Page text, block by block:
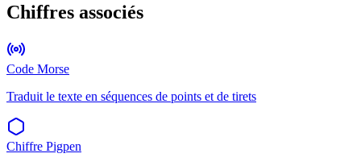
Chiffres associés
Code Morse
Traduit le texte en séquences de points et de tirets
Chiffre Pigpen